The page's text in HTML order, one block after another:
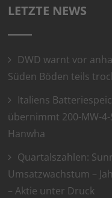
LETZTE NEWS
DWD warnt vor
Süden Böden teils
Italiens
übernimmt 200-MW-
Hanwha
Quartalszahlen:
Umsatzwachstum –
– Aktie unter Druck